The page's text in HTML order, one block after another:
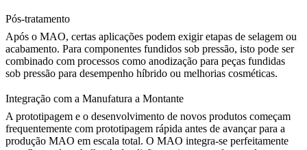
Pós-tratamento
Após o MAO, certas aplicações podem exigir etapas de selagem ou
acabamento. Para componentes fundidos sob pressão, isto pode ser
combinado com processos como anodização para peças fundidas
sob pressão para desempenho híbrido ou melhorias cosméticas.
Integração com a Manufatura a Montante
A prototipagem e o desenvolvimento de novos produtos começam
frequentemente com prototipagem rápida antes de avançar para a
produção MAO em escala total. O MAO integra-se perfeitamente